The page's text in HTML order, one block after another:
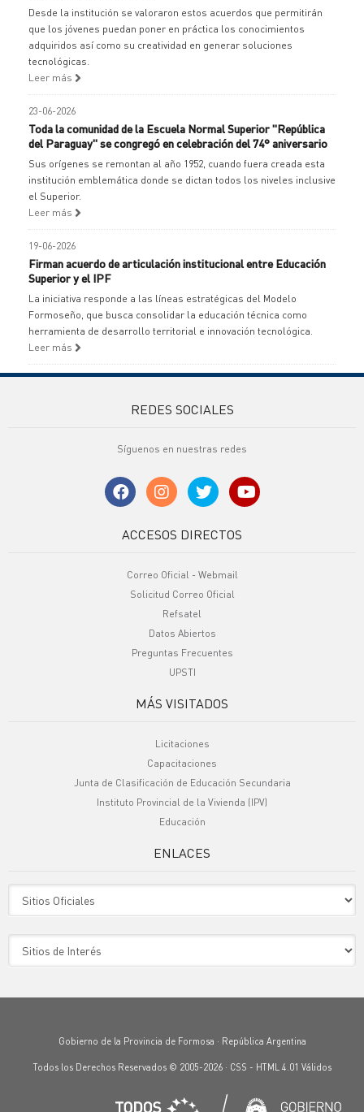
Desde la institución se valoraron estos acuerdos que permitirán
que los jóvenes puedan poner en práctica los conocimientos
adquiridos así como su creatividad en generar soluciones
tecnológicas.
Leer más
23-06-2026
Toda la comunidad de la Escuela Normal Superior "República
del Paraguay" se congregó en celebración del 74° aniversario
Sus orígenes se remontan al año 1952, cuando fuera creada esta
institución emblemática donde se dictan todos los niveles inclusive
el Superior.
Leer más
19-06-2026
Firman acuerdo de articulación institucional entre Educación
Superior y el IPF
La iniciativa responde a las líneas estratégicas del Modelo
Formoseño, que busca consolidar la educación técnica como
herramienta de desarrollo territorial e innovación tecnológica.
Leer más
REDES SOCIALES
Síguenos en nuestras redes
ACCESOS DIRECTOS
Correo Oficial - Webmail
Solicitud Correo Oficial
Refsatel
Datos Abiertos
Preguntas Frecuentes
UPSTI
MÁS VISITADOS
Licitaciones
Capacitaciones
Junta de Clasificación de Educación Secundaria
Instituto Provincial de la Vivienda (IPV)
Educación
ENLACES
Gobierno de la Provincia de Formosa · República Argentina
Todos los Derechos Reservados © 2005-2026 · CSS - HTML 4.01 Válidos